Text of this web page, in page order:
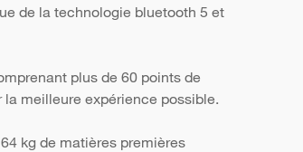
de la technologie bluetooth 5 et
plus de 60 points de
meilleure expérience possible.
kg de matières premières